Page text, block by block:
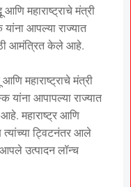
महाराष्ट्राचे मंत्री
आपल्या राज्यात
आमंत्रित केले आहे.
महाराष्ट्राचे मंत्री
यांना आपापल्या राज्यात
महाराष्ट्र आणि
ट्विटनंतर आले
उत्पादन लॉन्च